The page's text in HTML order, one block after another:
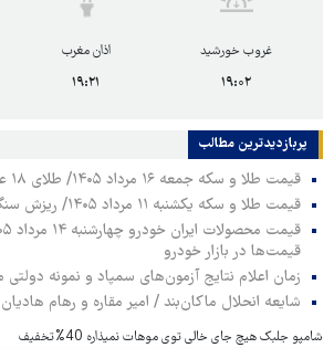
غروب خورشید
۱۹:۰۲
اذان مغرب
۱۹:۲۱
پربازدیدترین‌ مطالب
قیمت طلا و سکه جمعه ۱۶ مرداد ۱۴۰۵/ طلای ۱۸ عیار امروز چند؟
قیمت طلا و سکه یکشنبه ۱۱ مرداد ۱۴۰۵/ ریزش سنگین سکه امامی
قیمت‌ها در بازار خودرو
زمان اعلام نتایج آزمون‌های سمپاد و نمونه
شایعه انحلال ماکان‌بند / امیر مقاره و رهام
شامپو جلبک هیچ جای خالی توی موهات نمیذاره 40%تخفیف